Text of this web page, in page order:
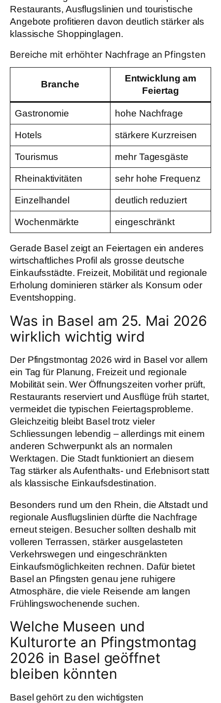
Restaurants, Ausflugslinien und touristische
Angebote profitieren davon deutlich stärker als
klassische Shoppinglagen.
Bereiche mit erhöhter Nachfrage an Pfingsten
Branche
Entwicklung am
Feiertag
Gastronomie hohe Nachfrage
Hotels stärkere Kurzreisen
Tourismus mehr Tagesgäste
Rheinaktivitäten sehr hohe Frequenz
Einzelhandel deutlich reduziert
Wochenmärkte eingeschränkt
Gerade Basel zeigt an Feiertagen ein anderes
wirtschaftliches Profil als grosse deutsche
Einkaufsstädte. Freizeit, Mobilität und regionale
Erholung dominieren stärker als Konsum oder
Eventshopping.
Was in Basel am 25. Mai 2026
wirklich wichtig wird
Der Pfingstmontag 2026 wird in Basel vor allem
ein Tag für Planung, Freizeit und regionale
Mobilität sein. Wer Öffnungszeiten vorher prüft,
Restaurants reserviert und Ausflüge früh startet,
vermeidet die typischen Feiertagsprobleme.
Gleichzeitig bleibt Basel trotz vieler
Schliessungen lebendig – allerdings mit einem
anderen Schwerpunkt als an normalen
Werktagen. Die Stadt funktioniert an diesem
Tag stärker als Aufenthalts- und Erlebnisort statt
als klassische Einkaufsdestination.
Besonders rund um den Rhein, die Altstadt und
regionale Ausflugslinien dürfte die Nachfrage
erneut steigen. Besucher sollten deshalb mit
volleren Terrassen, stärker ausgelasteten
Verkehrswegen und eingeschränkten
Einkaufsmöglichkeiten rechnen. Dafür bietet
Basel an Pfingsten genau jene ruhigere
Atmosphäre, die viele Reisende am langen
Frühlingswochenende suchen.
Welche Museen und
Kulturorte an Pfingstmontag
2026 in Basel geöffnet
bleiben könnten
Basel gehört zu den wichtigsten